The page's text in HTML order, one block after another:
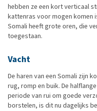
hebben ze een kort verticaal
kattenras voor mogen komen
Somali heeft grote oren, die
toegestaan.
Vacht
De haren van een Somali zijn
rug, romp en buik. De
periode van rui om goede
borstelen, is dit nu dagelijks